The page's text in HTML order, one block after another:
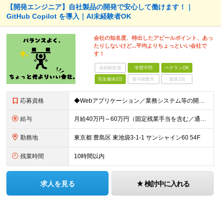
【開発エンジニア】自社製品の開発で安心して働けます！｜
GitHub Copilot を導入｜AI未経験者OK
会社の知名度、特出したアピールポイント、あっ
たりしないけど...平均よりちょっといい会社で
す！
未経験歓迎 学歴不問 ベテランOK
完全週休2日 賞与複数月 面接1回
応募資格 ◆Webアプリケーション／業務システム等の開発実務経験：5年以上 ◆日本国内在住の方
給与 月給40万円～60万円（固定残業手当を含む／通勤手当は別途支給） 想定年収480万円～720万円 ※固定残業手当は時間外労働の有無に関わらず40時間相当分、月額9万6千円～14万3千円を支給 （40
勤務地 東京都 豊島区 東池袋3-1-1 サンシャイン60 54F
残業時間 10時間以内
求人を見る 検討中に入れる